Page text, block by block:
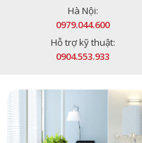
Hà Nội:
0979.044.600
Hỗ trợ kỹ thuật:
0904.553.933